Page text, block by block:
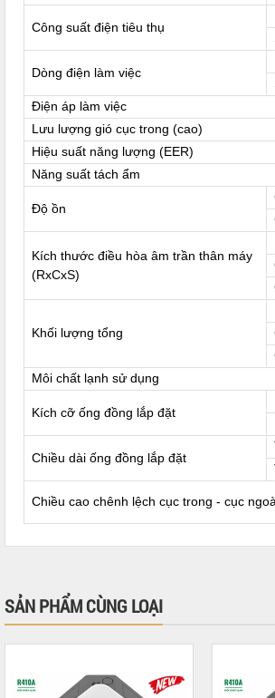
Công suất điện tiêu thụ
Dòng điện làm việc
Điện áp làm việc
Lưu lượng gió cục trong (cao)
Hiệu suất năng lượng (EER)
Năng suất tách ẩm
Độ ồn
Kích thước điều hòa âm trần thân máy
(RxCxS)
Khối lượng tổng
Môi chất lạnh sử dụng
Kích cỡ ống đồng lắp đặt
Chiều dài ống đồng lắp đặt
Chiều cao chênh lệch cục trong - cục
SẢN PHẨM CÙNG LOẠI